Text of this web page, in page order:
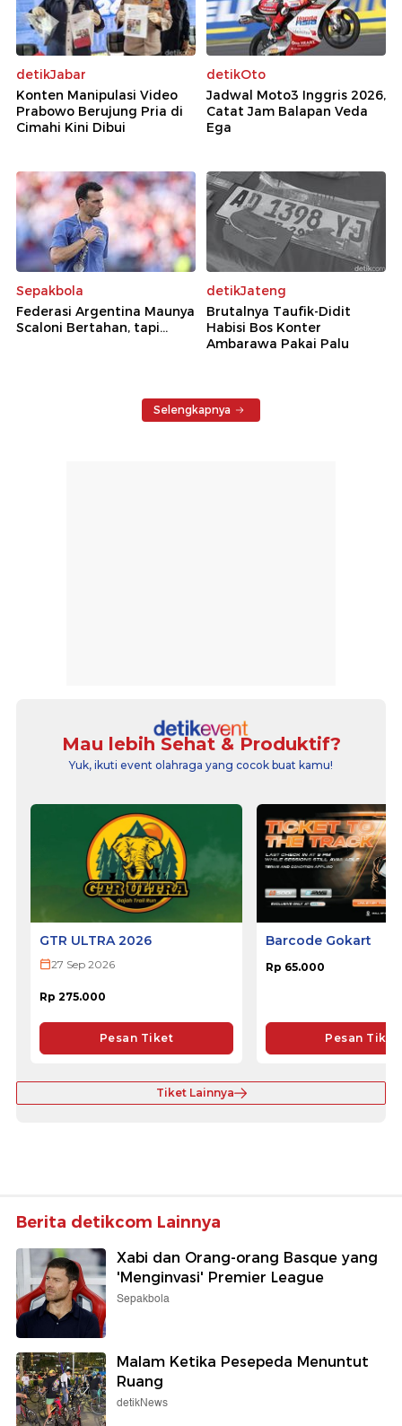
detikJabar
Konten Manipulasi Video
Prabowo Berujung Pria di
Cimahi Kini Dibui
detikOto
Jadwal Moto3 Inggris 2026,
Catat Jam Balapan Veda
Ega
Sepakbola
Federasi Argentina Maunya
Scaloni Bertahan, tapi...
detikJateng
Brutalnya Taufik-Didit
Habisi Bos Konter
Ambarawa Pakai Palu
Selengkapnya
Mau lebih Sehat & Produktif?
Yuk, ikuti event olahraga yang cocok buat kamu!
GTR ULTRA 2026
27 Sep 2026
Rp 275.000
Pesan Tiket
Barcode Gokart
Rp 65.000
Pesan Tiket
Tiket Lainnya
Berita detikcom Lainnya
Xabi dan Orang-orang Basque yang
'Menginvasi' Premier League
Sepakbola
Malam Ketika Pesepeda Menuntut
Ruang
detikNews